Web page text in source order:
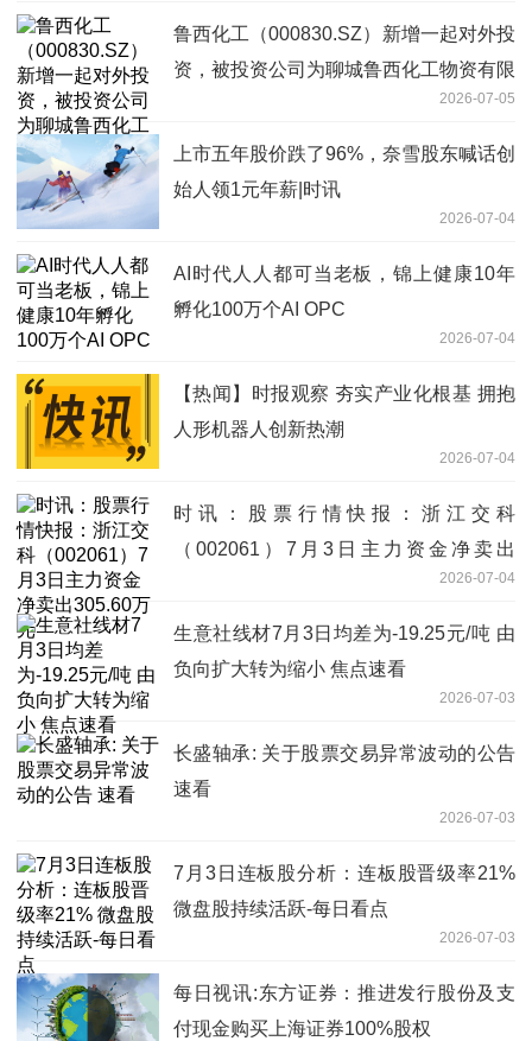
鲁西化工（000830.SZ）新增一起对外投
资，被投资公司为聊城鲁西化工物资有限
2026-07-05
上市五年股价跌了96%，奈雪股东喊话创
始人领1元年薪|时讯
2026-07-04
AI时代人人都可当老板，锦上健康10年
孵化100万个AI OPC
2026-07-04
【热闻】时报观察 夯实产业化根基 拥抱
人形机器人创新热潮
2026-07-04
时讯：股票行情快报：浙江交科
（002061）7月3日主力资金净卖出
2026-07-04
生意社线材7月3日均差为-19.25元/吨 由
负向扩大转为缩小 焦点速看
2026-07-03
长盛轴承: 关于股票交易异常波动的公告
速看
2026-07-03
7月3日连板股分析：连板股晋级率21%
微盘股持续活跃-每日看点
2026-07-03
每日视讯:东方证券：推进发行股份及支
付现金购买上海证券100%股权